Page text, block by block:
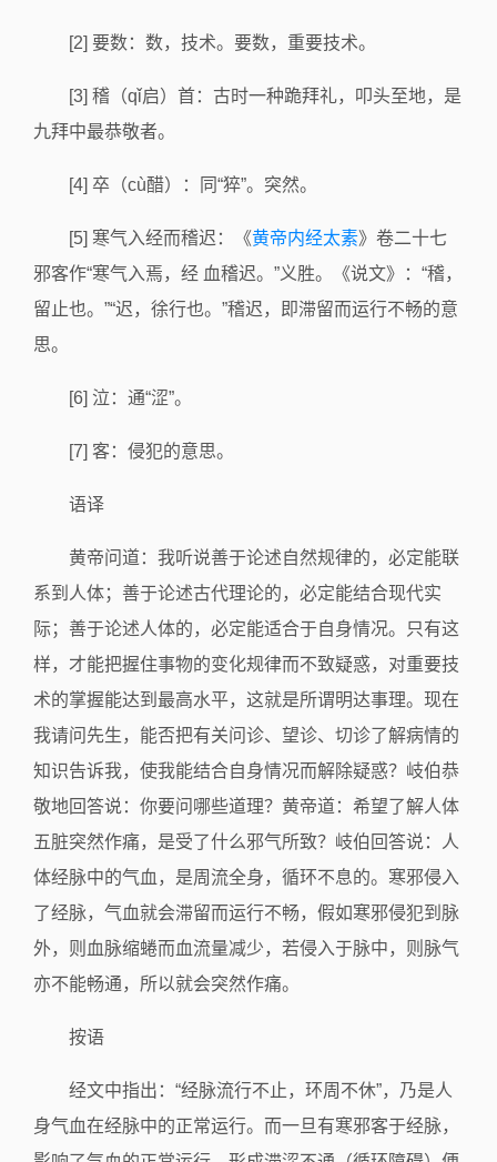
[2] 要数：数，技术。要数，重要技术。
[3] 稽（qǐ启）首：古时一种跪拜礼，叩头至地，是
九拜中最恭敬者。
[4] 卒（cù醋）：同“猝”。突然。
[5] 寒气入经而稽迟：《黄帝内经太素》卷二十七
邪客作“寒气入焉，经 血稽迟。”义胜。《说文》：“稽，
留止也。”“迟，徐行也。”稽迟，即滞留而运行不畅的意
思。
[6] 泣：通“涩”。
[7] 客：侵犯的意思。
语译
黄帝问道：我听说善于论述自然规律的，必定能联
系到人体；善于论述古代理论的，必定能结合现代实
际；善于论述人体的，必定能适合于自身情况。只有这
样，才能把握住事物的变化规律而不致疑惑，对重要技
术的掌握能达到最高水平，这就是所谓明达事理。现在
我请问先生，能否把有关问诊、望诊、切诊了解病情的
知识告诉我，使我能结合自身情况而解除疑惑？岐伯恭
敬地回答说：你要问哪些道理？黄帝道：希望了解人体
五脏突然作痛，是受了什么邪气所致？岐伯回答说：人
体经脉中的气血，是周流全身，循环不息的。寒邪侵入
了经脉，气血就会滞留而运行不畅，假如寒邪侵犯到脉
外，则血脉缩蜷而血流量减少，若侵入于脉中，则脉气
亦不能畅通，所以就会突然作痛。
按语
经文中指出：“经脉流行不止，环周不休”，乃是人
身气血在经脉中的正常运行。而一旦有寒邪客于经脉，